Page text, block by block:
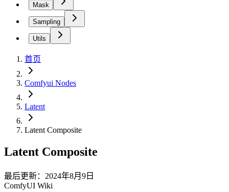
Mask
Sampling
Utils
首页
Comfyui Nodes
Latent
Latent Composite
Latent Composite
最后更新：2024年8月9日
ComfyUI Wiki